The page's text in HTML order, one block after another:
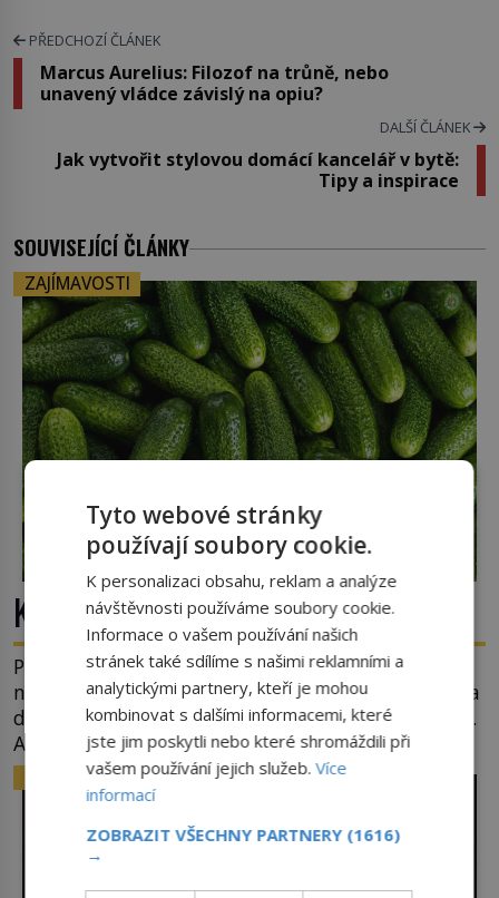
PŘEDCHOZÍ ČLÁNEK
Marcus Aurelius: Filozof na trůně, nebo
unavený vládce závislý na opiu?
DALŠÍ ČLÁNEK
Jak vytvořit stylovou domácí kancelář v bytě:
Tipy a inspirace
SOUVISEJÍCÍ ČLÁNKY
ZAJÍMAVOSTI
Kde se vzala okurková sezóna?
Prostě období, kdy se téměř nic neděje. Divadla
nehrají, v parlamentu se nehlasuje, všichni jsou na
dovolené a média tak nemají o čem mluvit a psát.
A vymýšlejí si proto témata, které nikoho
nezajímají. Proč je však ona letní doba spojovaná
zrovna s okurkami? Okurkovou sezónu známe už
od poloviny 19. století, ovšem jako Češi […]
ZAJÍMAVOSTI
Tyto webové stránky
používají soubory cookie.
K personalizaci obsahu, reklam a analýze
návštěvnosti používáme soubory cookie.
Informace o vašem používání našich
stránek také sdílíme s našimi reklamními a
analytickými partnery, kteří je mohou
kombinovat s dalšími informacemi, které
jste jim poskytli nebo které shromáždili při
vašem používání jejich služeb.Více
informací
ZOBRAZIT VŠECHNY PARTNERY (1616)
→